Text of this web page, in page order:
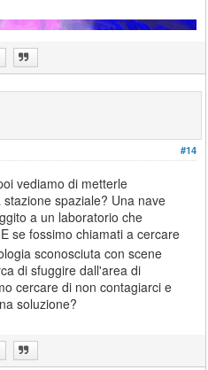
#14
vediamo di metterle
spaziale? Una nave
a un laboratorio che
E se fossimo chiamati a cercare
sconosciuta con scene
di sfuggire dall'area di
cercare di non contagiarci e
soluzione?